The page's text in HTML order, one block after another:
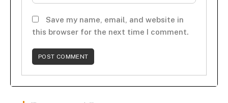
Save my name, email, and website in
this browser for the next time I comment.